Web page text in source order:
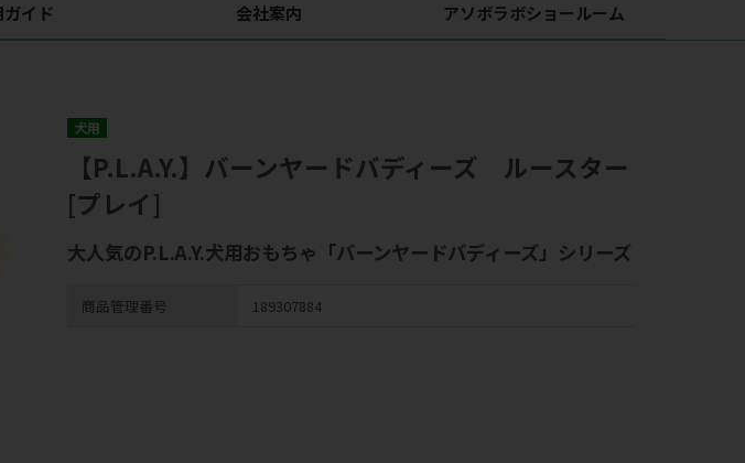
イド 会社案内 アソボラボショールーム
犬用
【P.L.A.Y.】バーンヤードバディーズ ルースター
[プレイ]
大人気のP.L.A.Y.犬用おもちゃ「バーンヤードバディーズ」シリーズ
商品管理番号 189307884